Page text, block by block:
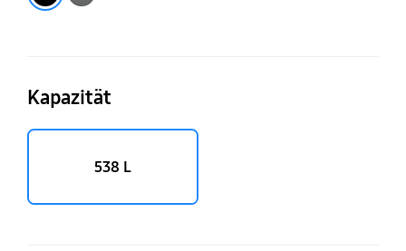
Kapazität
538 L